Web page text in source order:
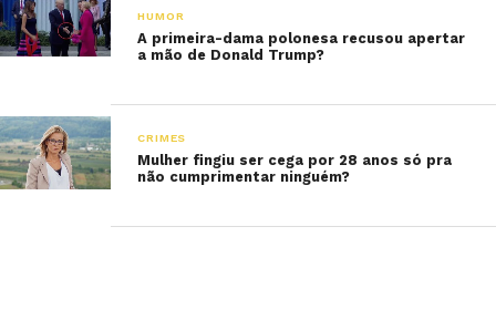
HUMOR
A primeira-dama polonesa recusou apertar
a mão de Donald Trump?
CRIMES
Mulher fingiu ser cega por 28 anos só pra
não cumprimentar ninguém?